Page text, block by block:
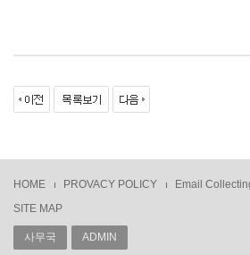
HOME PROVACY POLICY
Email
SITE MAP
사무국 ADMIN